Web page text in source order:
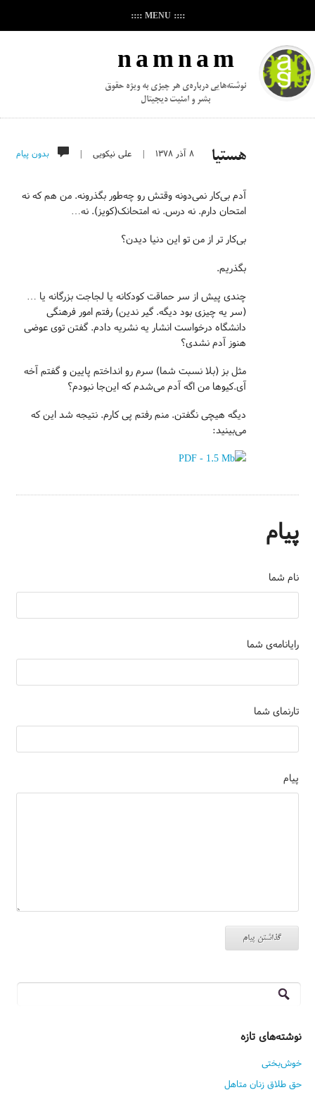
:::: MENU ::::
n a m n a m
نوشته‌هایی درباره‌ی هر چیزی به ویژه حقوق
بشر و امنیت دیجیتال
۸ آذر ۱۳۷۸ |علی نیکویی | بدون پیام هستیا
آدم بی‌کار نمی‌دونه وقتش رو چه‌طور بگذرونه. من هم که نه
امتحان دارم. نه درس. نه امتحانک(کویز). نه…
بی‌کار تر از من تو این دنیا دیدن؟
بگذریم.
چندی پیش از سر حماقت کودکانه یا لجاجت بزرگانه یا …
(سر یه چیزی بود دیگه. گیر ندین) رفتم امور فرهنگی
دانشگاه درخواست انشار یه نشریه دادم. گفتن توی عوضی
هنوز آدم نشدی؟
مثل بز (بلا نسبت شما) سرم رو انداختم پایین و گفتم آخه
آی.کیوها من اگه آدم می‌شدم که این‌جا نبودم؟
دیگه هیچی نگفتن. منم رفتم پی کارم. نتیجه شد این که
می‌بینید:
پیام
نام شما
رایانامه‌ی شما
تارنمای شما
پیام
جستجو
برای:
نوشته‌های تازه
خوش‌بختی
حق طلاق زنان متاهل